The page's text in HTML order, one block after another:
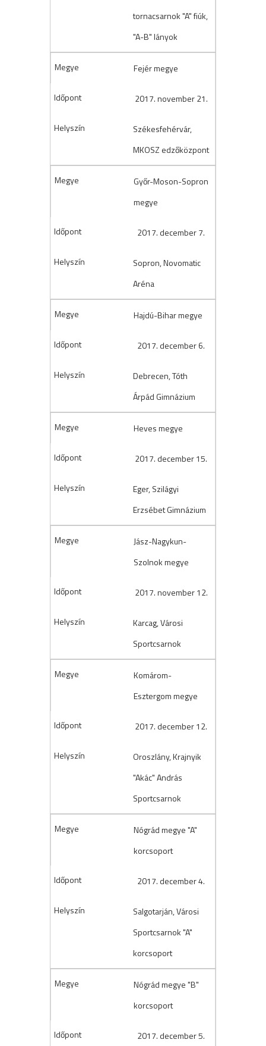
tornacsarnok "A" fiúk,
"A-B" lányok
Fejér megye
2017. november 21.
Székesfehérvár,
MKOSZ edzőközpont
Győr-Moson-Sopron
megye
2017. december 7.
Sopron, Novomatic
Aréna
Hajdú-Bihar megye
2017. december 6.
Debrecen, Tóth
Árpád Gimnázium
Heves megye
2017. december 15.
Eger, Szilágyi
Erzsébet Gimnázium
Jász-Nagykun-
Szolnok megye
2017. november 12.
Karcag, Városi
Sportcsarnok
Komárom-
Esztergom megye
2017. december 12.
Oroszlány, Krajnyik
"Akác" András
Sportcsarnok
Nógrád megye "A"
korcsoport
2017. december 4.
Salgotarján, Városi
Sportcsarnok "A"
korcsoport
Nógrád megye "B"
korcsoport
2017. december 5.